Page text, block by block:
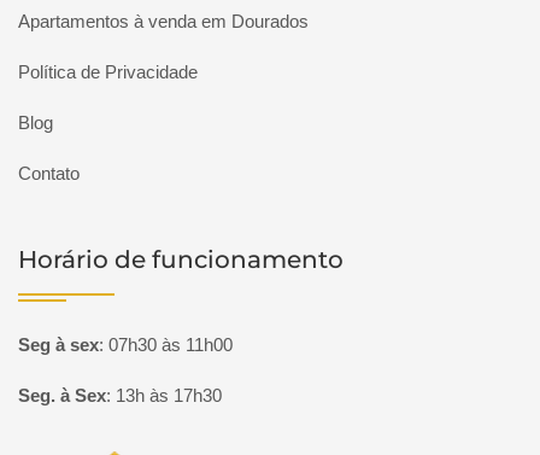
Apartamentos à venda em Dourados
Política de Privacidade
Blog
Contato
Horário de funcionamento
Seg à sex: 07h30 às 11h00
Seg. à Sex: 13h às 17h30